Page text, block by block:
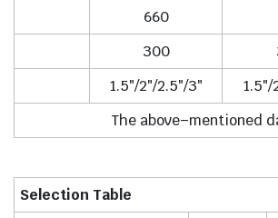
660
300
1.5″/2″/2.5″/3″
1.5″/
The above–mentioned
Selection Table